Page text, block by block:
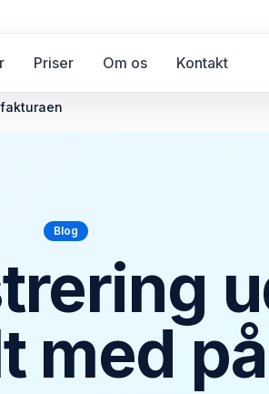
Priser Om os Kontakt
Blog
med